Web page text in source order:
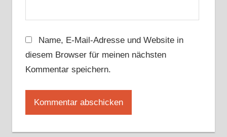
Name, E-Mail-Adresse und Website in
diesem Browser für meinen nächsten
Kommentar speichern.